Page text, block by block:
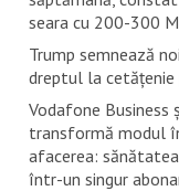
seara cu 200-300
Trump semnează
dreptul la cetăţenie
Vodafone Business
transformă modul
afacerea:
într-un singur